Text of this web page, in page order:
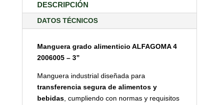
DESCRIPCIÓN
DATOS TÉCNICOS
Manguera grado alimenticio ALFAGOMA 4
2006005 – 3”
Manguera industrial diseñada para
transferencia segura de alimentos y
bebidas, cumpliendo con normas y requisitos